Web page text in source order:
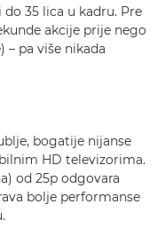
35 lica u kadru. Pre
akcije prije nego
pa više nikada
bogatije nijanse
HD televizorima.
od 25p odgovara
bolje performanse